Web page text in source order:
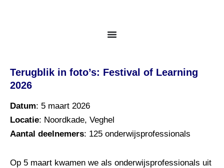
Terugblik in foto’s: Festival of Learning
2026
Datum: 5 maart 2026
Locatie: Noordkade, Veghel
Aantal deelnemers: 125 onderwijsprofessionals
Op 5 maart kwamen we als onderwijsprofessionals uit